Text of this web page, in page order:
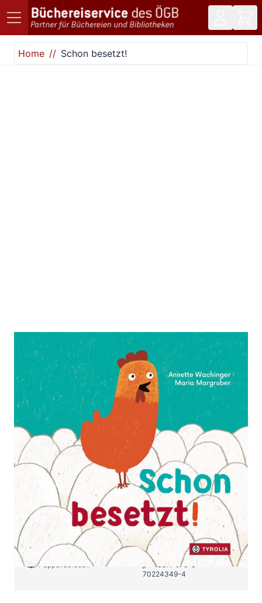
Direkt zum Inhalt
Home
Schon besetzt!
Schon besetzt!
Zur Wunschliste hinzufügen
Ein Huhn auf der Suche nach dem perfekten Platz
für das erste Ei – erzählerische Sachinfo für die
Kleinsten, mit Klappen
Annette Wachinger,Maria Margruber
Verlag: Tyrolia 07.04.2026
Buch
Pappbilderbuch
ISBN: 978-3-
70224349-4